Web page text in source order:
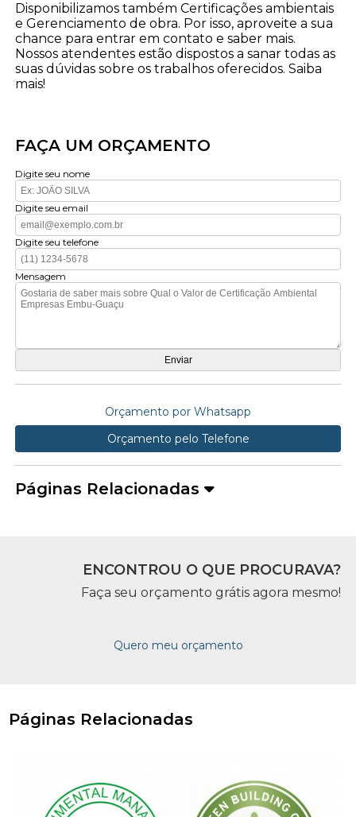
Disponibilizamos também Certificações ambientais
e Gerenciamento de obra. Por isso, aproveite a sua
chance para entrar em contato e saber mais.
Nossos atendentes estão dispostos a sanar todas as
suas dúvidas sobre os trabalhos oferecidos. Saiba
mais!
FAÇA UM ORÇAMENTO
Digite seu nome
Digite seu email
Digite seu telefone
Mensagem
Orçamento por Whatsapp
Orçamento pelo Telefone
Páginas Relacionadas
ENCONTROU O QUE PROCURAVA?
Faça seu orçamento grátis agora mesmo!
Quero meu orçamento
Páginas Relacionadas